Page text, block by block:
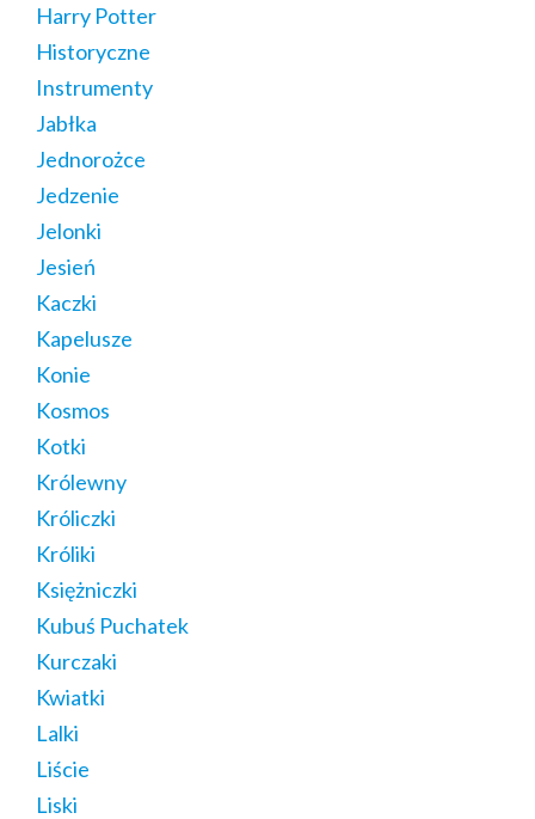
Harry Potter
Historyczne
Instrumenty
Jabłka
Jednorożce
Jedzenie
Jelonki
Jesień
Kaczki
Kapelusze
Konie
Kosmos
Kotki
Królewny
Króliczki
Króliki
Księżniczki
Kubuś Puchatek
Kurczaki
Kwiatki
Lalki
Liście
Liski